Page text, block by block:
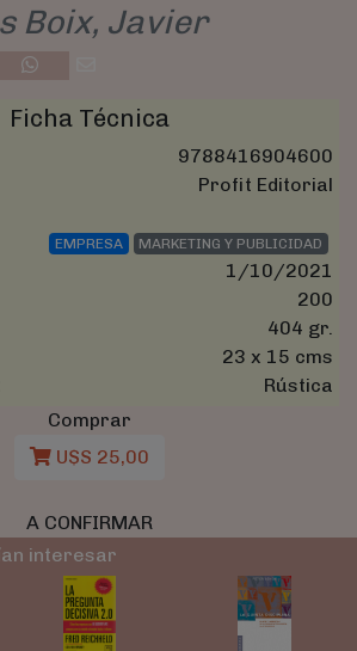
Boix, Javier
Ficha Técnica
9788416904600
Profit Editorial
EMPRESA MARKETING Y PUBLICIDAD
1/10/2021
200
404 gr.
23 x 15 cms
Rústica
Comprar
U$S 25,00
A CONFIRMAR
interesar